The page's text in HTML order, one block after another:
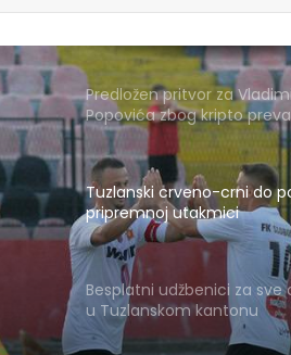
Predložen pritvor za
Popovića zbog kripto
Tuzlanski crveno-crni do
pripremnoj utakmici
Besplatni udžbenici za sve
u Tuzlanskom kantonu